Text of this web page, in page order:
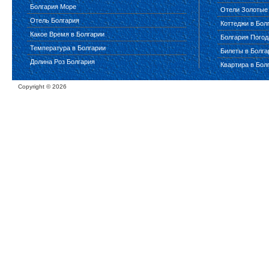
Болгария Море
Отель Болгария
Какое Время в Болгарии
Температура в Болгарии
Долина Роз Болгария
Отели Золотые
Коттеджи в
Болгария
Билеты в
Квартира в
Copyright ©2026